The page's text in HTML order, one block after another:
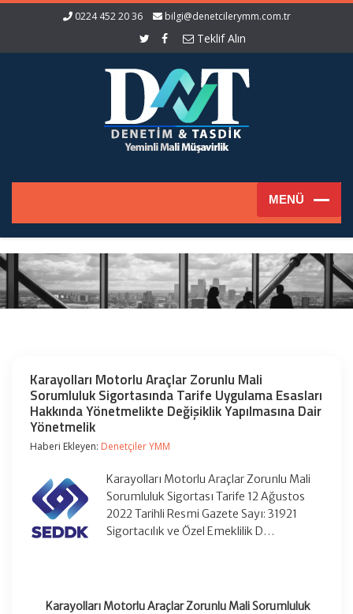
0224 452 20 36 bilgi@denetcilerymm.com.tr
Teklif Alın
Karayolları Motorlu Araçlar Zorunlu Mali
Sorumluluk Sigortasında Tarife Uygulama Esasları
Hakkında Yönetmelikte Değişiklik Yapılmasına Dair
Yönetmelik
Haberi Ekleyen: Denetçiler YMM
Karayolları Motorlu Araçlar Zorunlu Mali
Sorumluluk Sigortası Tarife 12 Ağustos
2022 Tarihli Resmi Gazete Sayı: 31921
Sigortacılık ve Özel Emeklilik D…
Karayolları Motorlu Araçlar Zorunlu Mali Sorumluluk